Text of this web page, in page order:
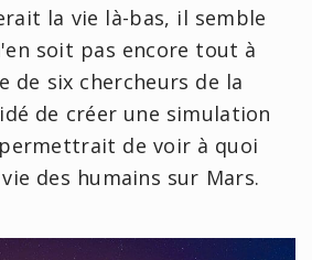
la vie là-bas, il semble
soit pas encore tout à
de six chercheurs de la
de créer une simulation
de voir à quoi
des humains sur Mars.